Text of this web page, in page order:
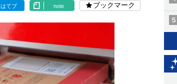
はてブ note ブックマーク